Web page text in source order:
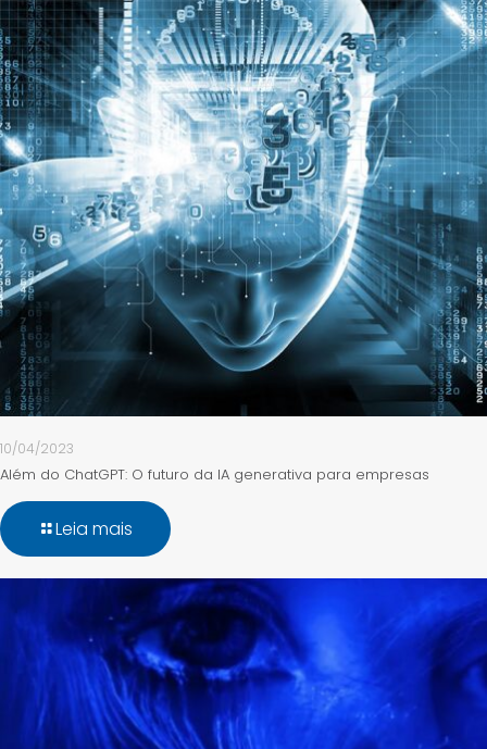
10/04/2023
Além do ChatGPT: O futuro da IA generativa para empresas
Leia mais